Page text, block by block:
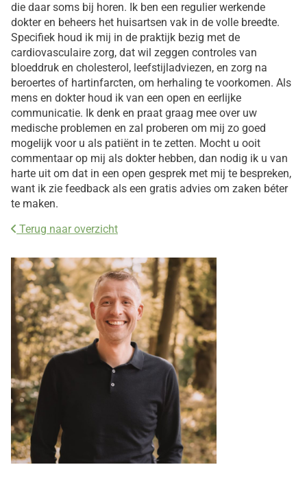
die daar soms bij horen. Ik ben een regulier werkende
dokter en beheers het huisartsen vak in de volle breedte.
Specifiek houd ik mij in de praktijk bezig met de
cardiovasculaire zorg, dat wil zeggen controles van
bloeddruk en cholesterol, leefstijladviezen, en zorg na
beroertes of hartinfarcten, om herhaling te voorkomen. Als
mens en dokter houd ik van een open en eerlijke
communicatie. Ik denk en praat graag mee over uw
medische problemen en zal proberen om mij zo goed
mogelijk voor u als patiënt in te zetten. Mocht u ooit
commentaar op mij als dokter hebben, dan nodig ik u van
harte uit om dat in een open gesprek met mij te bespreken,
want ik zie feedback als een gratis advies om zaken béter
te maken.
Terug naar overzicht